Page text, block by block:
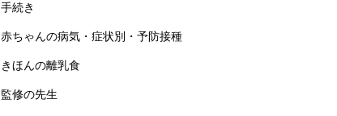
手続き
赤ちゃんの病気・症状別・予防接種
きほんの離乳食
監修の先生